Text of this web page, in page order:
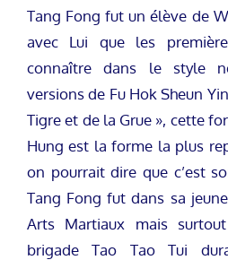
Tang Fong fut un élève de
avec Lui que les
connaître dans le style
versions de Fu Hok Sheun
Tigre et de la Grue », cette
Hung est la forme la plus
on pourrait dire que c’est
Tang Fong fut dans sa
Arts Martiaux mais
brigade Tao Tao Tui